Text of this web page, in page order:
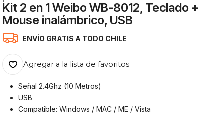
Kit 2 en 1 Weibo WB-8012, Teclado +
Mouse inalámbrico, USB
ENVÍO GRATIS A TODO CHILE
Agregar a la lista de favoritos
Señal 2.4Ghz (10 Metros)
USB
Compatible: Windows / MAC / ME / Vista